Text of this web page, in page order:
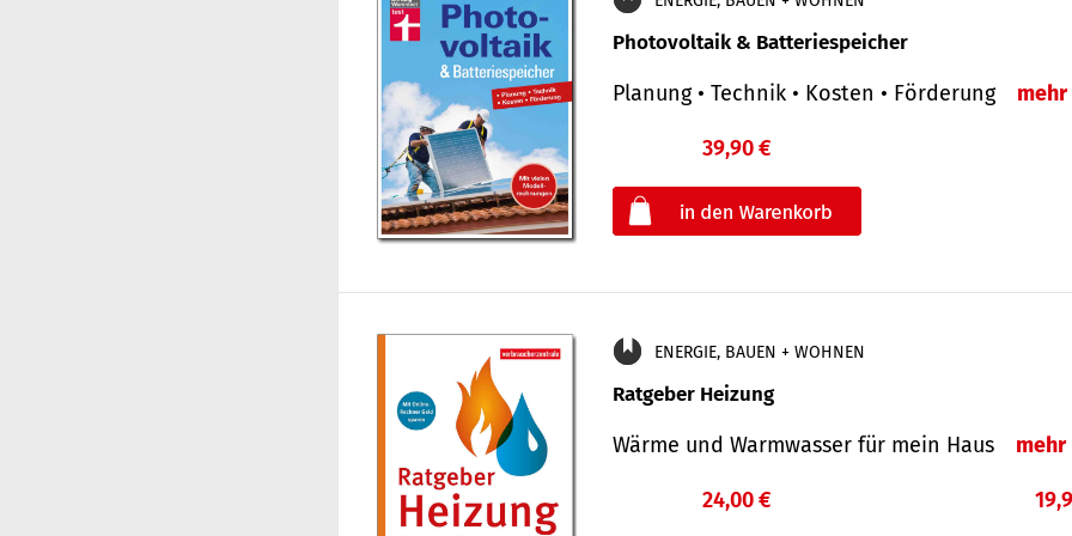
Photovoltaik & Batteriespeicher
Planung • Technik • Kosten • Förderung mehr
39,90 €
ENERGIE, BAUEN + WOHNEN
Ratgeber Heizung
Wärme und Warmwasser für mein Haus mehr
24,00 €